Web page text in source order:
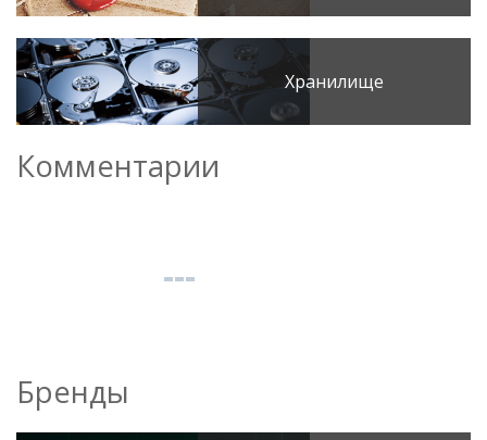
Хранилище
Комментарии
Бренды